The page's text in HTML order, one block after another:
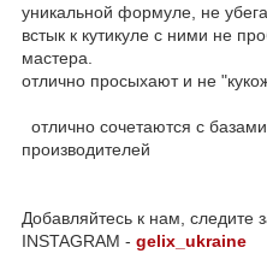
уникальной формуле, не
встык к кутикуле с ними не
мастера.
отлично просыхают и не
отлично сочетаются с
производителей
Добавляйтесь к нам, следите
INSTAGRAM - gelix_ukraine